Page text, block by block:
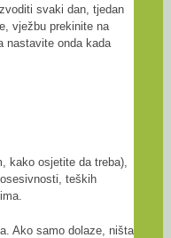
svaki dan, tjedan
vježbu prekinite na
nastavite onda kada
kako osjetite da treba),
teških
Ako samo dolaze, ništa